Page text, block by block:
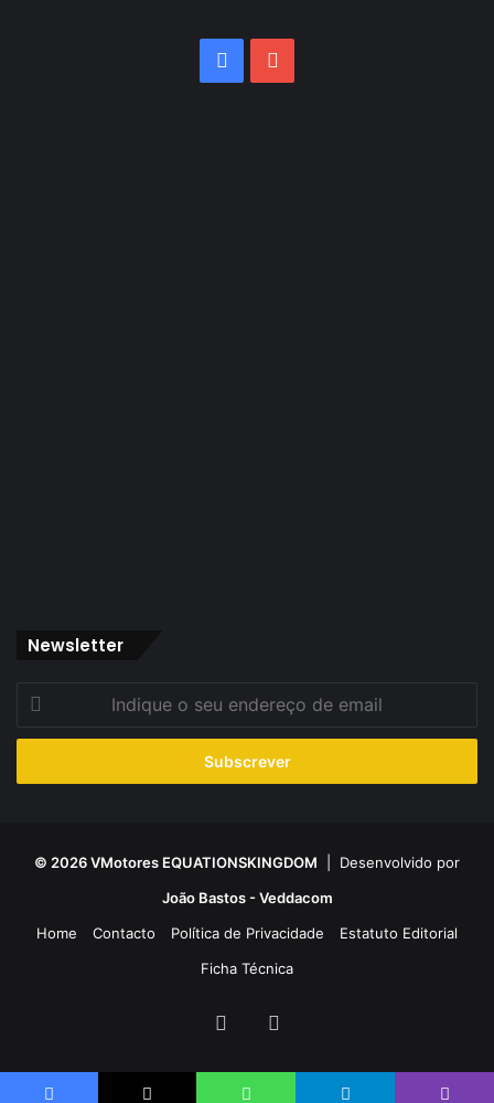
Facebook
Newsletter
seu
de
© 2026 VMotores EQUATIONSKINGDOM | Desenvolvido por
João Bastos - Veddacom
Home
Contacto Política de Privacidade
Estatuto Editorial
Ficha Técnica
Facebook